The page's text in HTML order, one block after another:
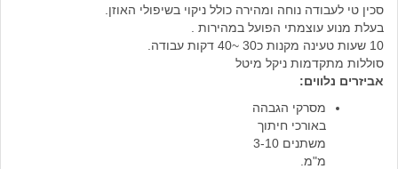
סכין טי לעבודה נוחה ומהירה כולל ניקוי בשיפולי האוזן.
בעלת מנוע עוצמתי הפועל במהירות .
10 שעות טעינה מקנות כ30 ~40 דקות עבודה.
סוללות מתקדמות ניקל מיטל
אביזרים נלווים:
מסרקי הגבהה
באורכי חיתוך
משתנים 3-10
מ"מ.